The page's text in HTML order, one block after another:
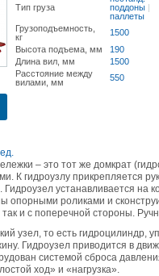
Тип груза
поддоны |
паллеты
Грузоподъемность,
кг
1500
Высота подъема, мм
190
Длина вил, мм
1500
Расстояние между
вилами, мм
550
– это тот же домкрат
К гидроузлу прикрепляется
устанавливается на
опорными роликами и
так и с поперечной стороны.
узел, то есть гидроцилиндр,
Гидроузел приводится в
системой сброса
ход» и «нагрузка».